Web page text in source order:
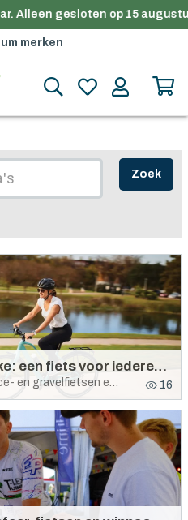
gesloten op 15 augustus.
in België vanaf €100
merken
in België vanaf €100
Zoek
Ontdek Aerts Action Bike: een fiets voor iedereen
Ontdek elektrische fietsen, race- en gravelfietsen en stadsfietsen bij Aerts Action Bike in Kalmthout. Persoonlijk advies voor iedere fietser. 16